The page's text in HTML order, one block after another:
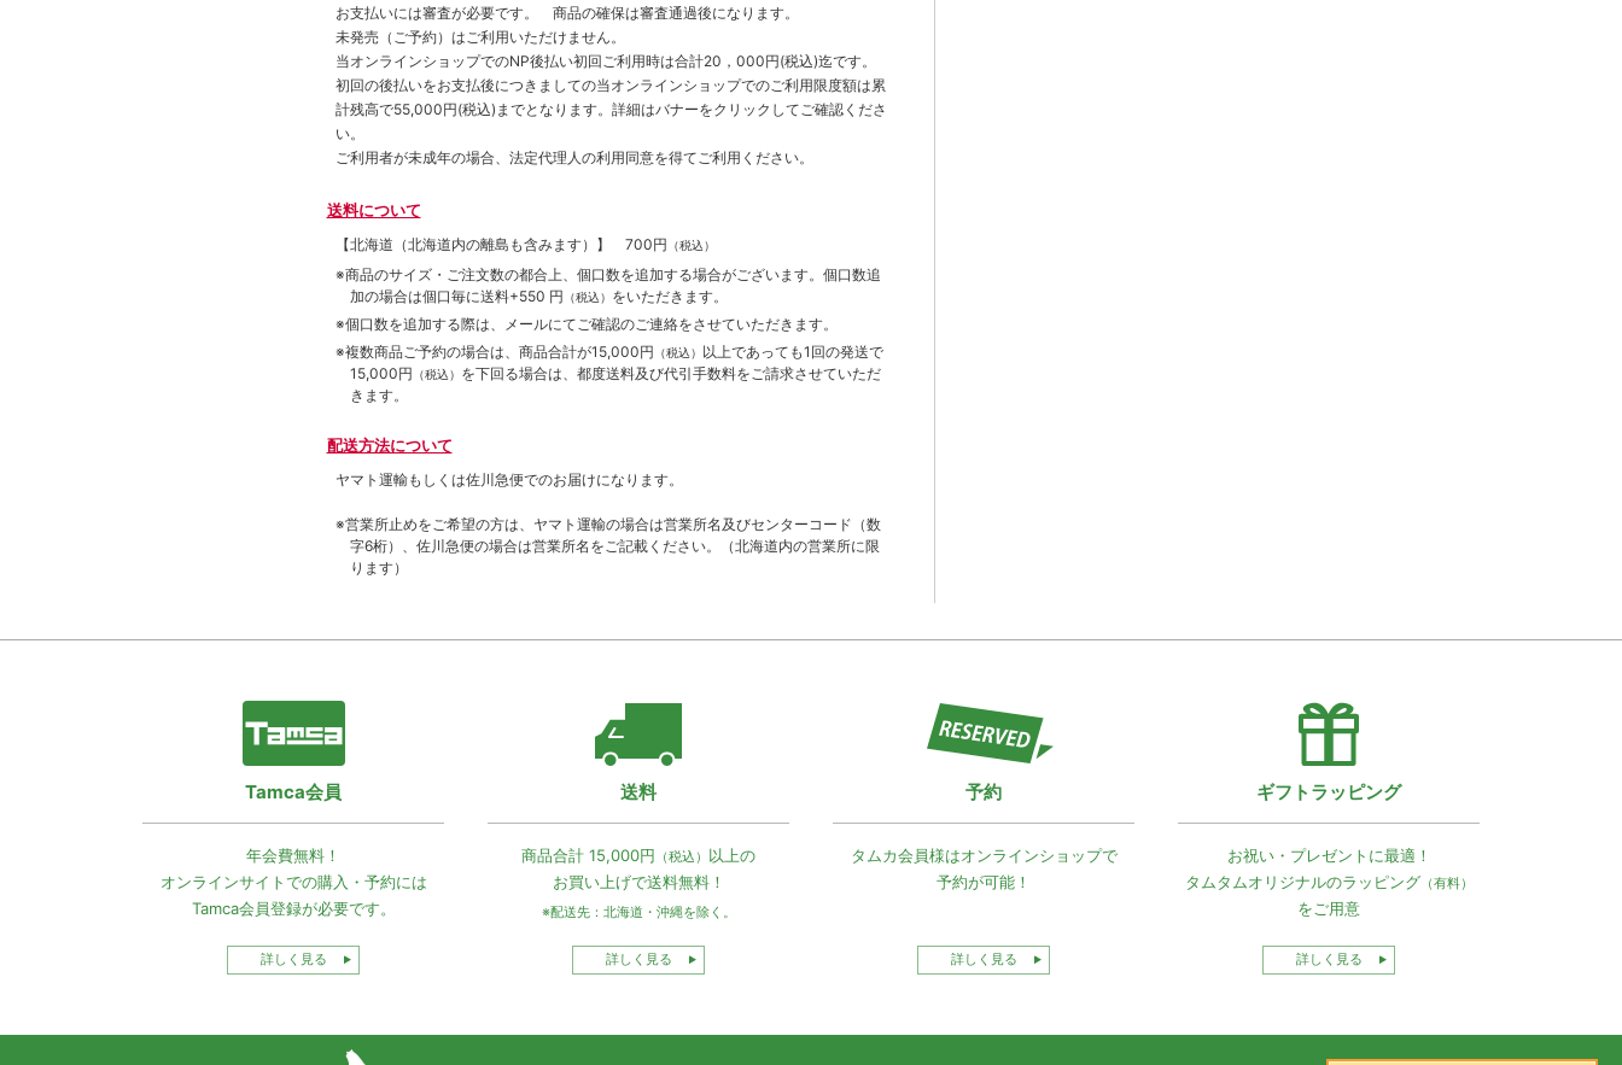
お支払いには審査が必要です。 商品の確保は審査通過後になります。
未発売（ご予約）はご利用いただけません。
当オンラインショップでのNP後払い初回ご利用時は合計20，000円(税込)迄です。
初回の後払いをお支払後につきましての当オンラインショップでのご利用限度額は累
計残高で55,000円(税込)までとなります。詳細はバナーをクリックしてご確認くださ
い。
ご利用者が未成年の場合、法定代理人の利用同意を得てご利用ください。
送料について
【北海道（北海道内の離島も含みます）】 700円 （税込）
※商品のサイズ・ご注文数の都合上、個口数を追加する場合がございます。個口数追
加の場合は個口毎に送料+550 円 （税込） をいただきます。
※個口数を追加する際は、メールにてご確認のご連絡をさせていただきます。
※複数商品ご予約の場合は、商品合計が15,000円 （税込） 以上であっても1回の発送で
15,000円 （税込） を下回る場合は、都度送料及び代引手数料をご請求させていただ
きます。
配送方法について
ヤマト運輸もしくは佐川急便でのお届けになります。
※営業所止めをご希望の方は、ヤマト運輸の場合は営業所名及びセンターコード（数
字6桁）、佐川急便の場合は営業所名をご記載ください。（北海道内の営業所に限
ります）
Tamca会員
年会費無料！
オンラインサイトでの購入・予約には
Tamca会員登録が必要です。
詳しく見る
送料
商品合計 15,000円 （税込） 以上の
お買い上げで送料無料！
※配送先：北海道・沖縄を除く。
詳しく見る
予約
タムカ会員様はオンラインショップで
予約が可能！
詳しく見る
ギフトラッピング
お祝い・プレゼントに最適！
タムタムオリジナルのラッピング（有料）
をご用意
詳しく見る